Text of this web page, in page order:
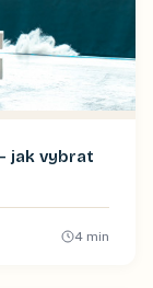
jak vybrat
4 min